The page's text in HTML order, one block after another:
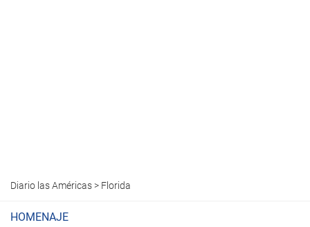
Diario las Américas> Florida
HOMENAJE